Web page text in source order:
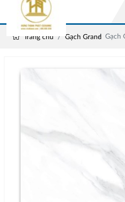
Trang chủ Gạch Grand Gạch